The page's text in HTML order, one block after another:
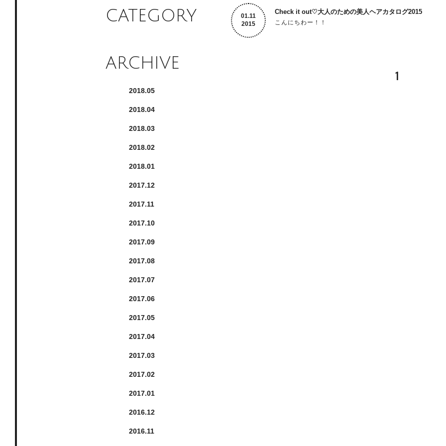
1.11
2015
Check it out♡大人のための美人ヘアカタログ2015
こんにちわー！！
1
CATEGORY
ARCHIVE
2018. 5
2018. 4
2018. 3
2018. 2
2018. 1
2017.12
2017.11
2017.10
2017. 9
2017. 8
2017. 7
2017. 6
2017. 5
2017. 4
2017. 3
2017. 2
2017. 1
2016.12
2016.11